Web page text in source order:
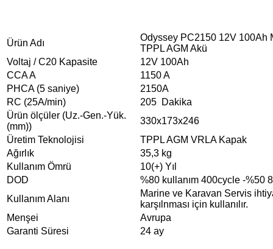
Ürün Adı
Odyssey PC2150 12V 100Ah
TPPL AGM Akü
Voltaj / C20 Kapasite
12V 100Ah
CCA A
1150 A
PHCA (5 saniye)
2150A
RC (25A/min)
205 Dakika
Ürün ölçüler (Uz.-Gen.-Yük.
(mm))
330x173x246
Üretim Teknolojisi
TPPL AGM VRLA Kapak
Ağırlık
35,3 kg
Kullanım Ömrü
10(+) Yıl
DOD
%80 kullanım 400cycle -%50
Kullanım Alanı
Marine ve Karavan Servis
karşılnması için kullanılır.
Menşei
Avrupa
Garanti Süresi
24 ay